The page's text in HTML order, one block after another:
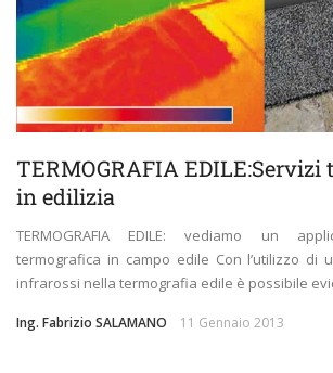
TERMOGRAFIA
in edilizia
TERMOGRAFIA EDILE: vediamo un
termografica in campo edile Con l’utilizzo di
infrarossi nella termografia edile è possibile
Ing. Fabrizio SALAMANO 11 Gennaio 2013